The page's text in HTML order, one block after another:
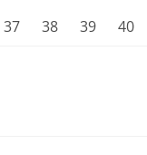
43 44 45 46
37 38 39 40